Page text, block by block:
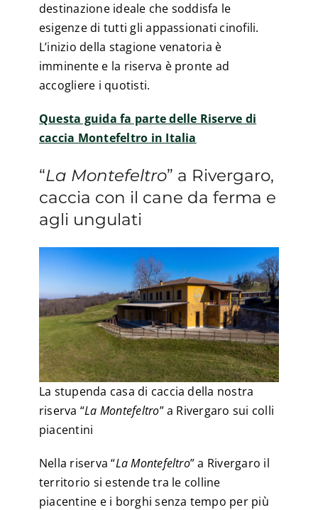
destinazione ideale che soddisfa le
esigenze di tutti gli appassionati cinofili.
L’inizio della stagione venatoria è
imminente e la riserva è pronte ad
accogliere i quotisti.
Questa guida fa parte delle Riserve di
caccia Montefeltro in Italia
“La Montefeltro” a Rivergaro,
caccia con il cane da ferma e
agli ungulati
La stupenda casa di caccia della nostra
riserva “La Montefeltro” a Rivergaro sui colli
piacentini
Nella riserva “La Montefeltro” a Rivergaro il
territorio si estende tra le colline
piacentine e i borghi senza tempo per più